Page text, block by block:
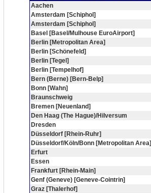
Aachen
Amsterdam [Schiphol]
Amsterdam [Schiphol]
Basel [Basel/Mulhouse EuroAirport]
Berlin [Metropolitan Area]
Berlin [Schönefeld]
Berlin [Tegel]
Berlin [Tempelhof]
Bern (Berne) [Bern-Belp]
Bonn [Wahn]
Braunschweig
Bremen [Neuenland]
Den Haag (The Hague)/Hilversum
Dresden
Düsseldorf [Rhein-Ruhr]
Düsseldorf/Köln/Bonn [Metropolitan Area]
Erfurt
Essen
Frankfurt [Rhein-Main]
Genf (Geneve) [Geneve-Cointrin]
Graz [Thalerhof]